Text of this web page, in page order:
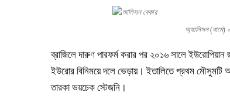
অ্যালিসন
ব্রাজিলে দারুণ পারফর্ম করার পর ২০১৬ সালে
ইউরোর বিনিময়ে দলে ভেড়ায়। ইতালিতে প্রথম
তারকা ভয়চেক স্টেজনি।